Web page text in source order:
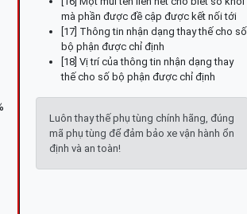
mà phần được đề cập được kết nối tới
[17] Thông tin nhận dạng thay thế cho số
bộ phận được chỉ định
[18] Vị trí của thông tin nhận dạng thay
thế cho số bộ phận được chỉ định
Luôn thay thế phụ tùng chính hãng, đúng
mã phụ tùng để đảm bảo xe vận hành ổn
định và an toàn!